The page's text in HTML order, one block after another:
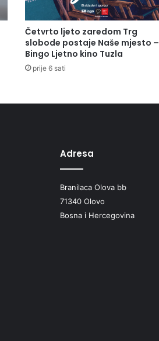
Četvrto ljeto zaredom Trg
slobode postaje Naše mjesto –
Bingo Ljetno kino Tuzla
prije 6 sati
Adresa
Branilaca Olova bb
71340 Olovo
Bosna i Hercegovina